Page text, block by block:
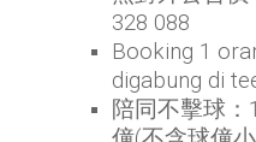
328 088
Booking 1
digabung di
陪同不擊球